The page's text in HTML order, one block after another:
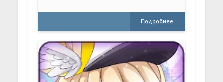
Подробнее